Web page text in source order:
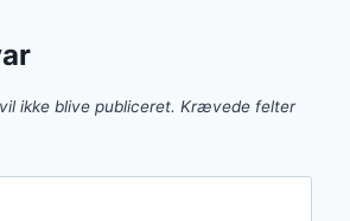
ikke blive publiceret. Krævede felter